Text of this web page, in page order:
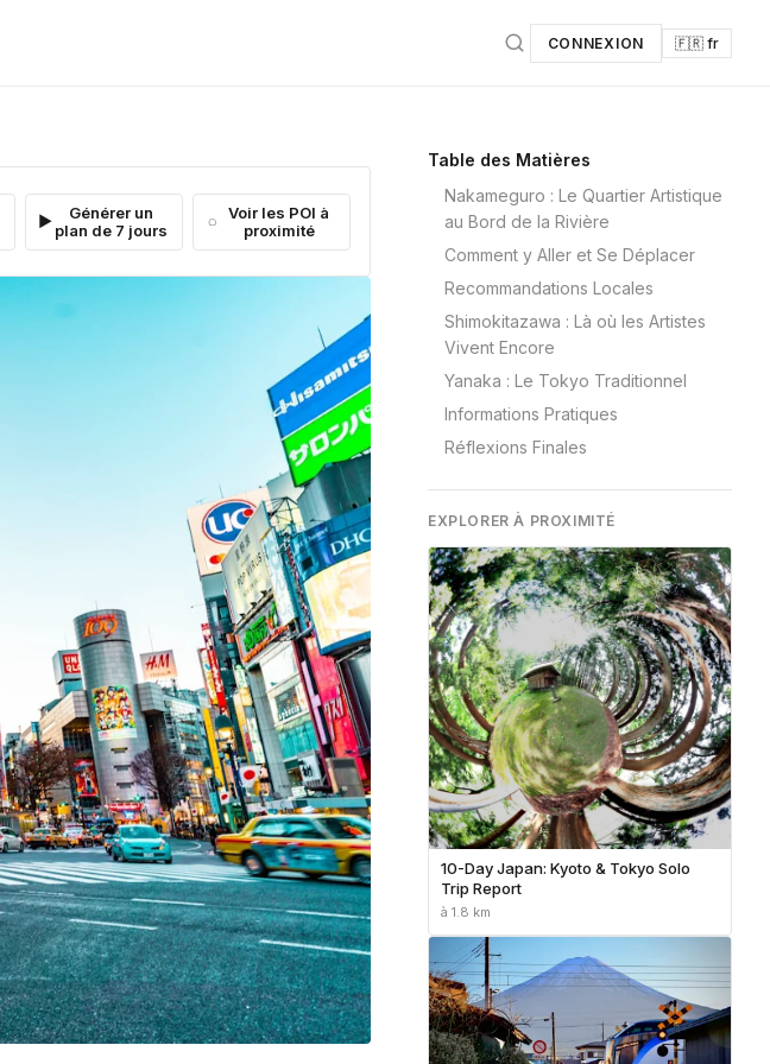
CONNEXION 🇫🇷 fr
Générer un
plan de 7 jours
Voir les POI à
proximité
Table des Matières
Nakameguro : Le Quartier Artistique
au Bord de la Rivière
Comment y Aller et Se Déplacer
Recommandations Locales
Shimokitazawa : Là où les Artistes
Vivent Encore
Yanaka : Le Tokyo Traditionnel
Informations Pratiques
Réflexions Finales
EXPLORER À PROXIMITÉ
10-Day Japan: Kyoto & Tokyo Solo
Trip Report
à 1.8 km